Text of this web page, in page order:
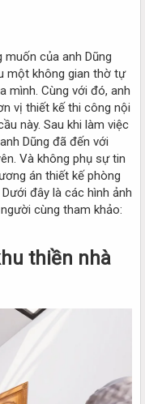
của anh Dũng
một không gian thờ tự
mình. Cùng với đó, anh
vị thiết kế thi công nội
này. Sau khi làm việc
Dũng đã đến với
Và không phụ sự tin
án thiết kế phòng
đây là các hình ảnh
cùng tham khảo:
thiền nhà